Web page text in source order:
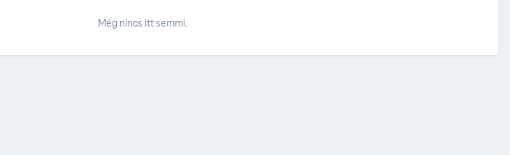
Még nincs itt semmi.